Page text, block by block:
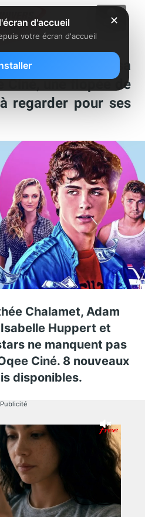
d’enrichir sa
Ciné, une flopée de
regarder pour ses
Chalamet, Adam
Huppert et
ne manquent pas
Ciné. 8 nouveaux
disponibles.
Publicité
✕
d'accueil
votre écran d'accueil